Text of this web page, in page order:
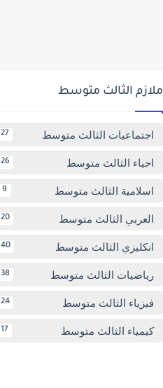
ملازم الثالث متوسط
اجتماعيات الثالث متوسط 27
احياء الثالث متوسط 26
اسلامية الثالث متوسط 9
العربي الثالث متوسط 20
انكليزي الثالث متوسط 40
رياضيات الثالث متوسط 38
فيزياء الثالث متوسط 24
كيمياء الثالث متوسط 17